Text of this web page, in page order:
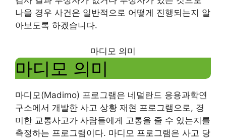
나올 경우 사건은 일반적으로 어떻게 진행되는지 알
아보도록 하겠습니다.
마디모 의미
마디모 의미
마디모(Madimo) 프로그램은 네덜란드 응용과학연
구소에서 개발한 사고 상황 재현 프로그램으로, 경
미한 교통사고가 사람들에게 고통을 줄 수 있는지를
측정하는 프로그램이다. 마디모 프로그램은 사고 당